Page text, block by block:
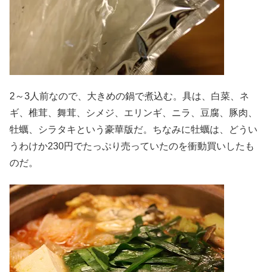
2～3人前なので、大きめの鍋で煮込む。具は、白菜、ネ
ギ、椎茸、舞茸、シメジ、エリンギ、ニラ、豆腐、豚肉、
牡蠣、シラタキという豪華版だ。ちなみに牡蠣は、どうい
うわけか230円でたっぷり売っていたのを衝動買いしたも
のだ。